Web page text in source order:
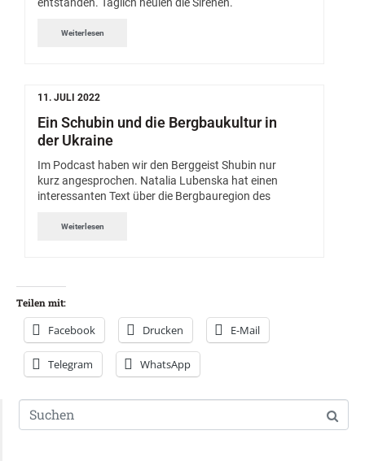
entstanden. Täglich heulen die Sirenen.
Weiterlesen
11. JULI 2022
Ein Schubin und die Bergbaukultur in
der Ukraine
Im Podcast haben wir den Berggeist Shubin nur
kurz angesprochen. Natalia Lubenska hat einen
interessanten Text über die Bergbauregion des
Weiterlesen
Teilen mit:
Facebook Drucken E-Mail
Telegram WhatsApp